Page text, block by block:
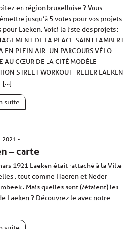
en région bruxelloise ? Vous
jusqu’à 5 votes pour vos projets
pour Laeken. Voici la liste des projets :
DE LA PLACE SAINT LAMBERT
EN PLEIN AIR UN PARCOURS VÉLO
AU CŒUR DE LA CITÉ MODÈLE
STREET WORKOUT RELIER LAEKEN
[…]
suite
2021
– carte
1921 Laeken était rattaché à la Ville
, tout comme Haeren et Neder-
. Mais quelles sont (/étaient) les
Laeken ? Découvrez le avec notre